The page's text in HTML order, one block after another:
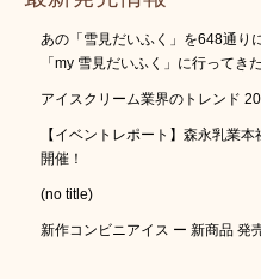
あの「雪見だいふく」を648通り
「my 雪見だいふく」に行ってきた
アイスクリーム業界のトレンド
【イベントレポート】森永乳業
開催！
(no title)
新作コンビニアイス ー 新商品 発